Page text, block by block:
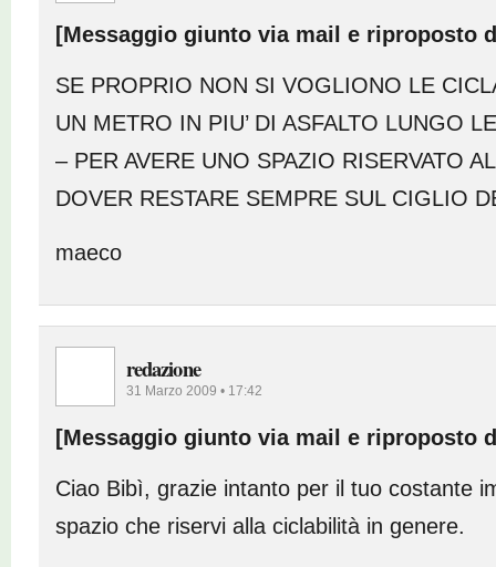
[Messaggio giunto via mail e riproposto
SE PROPRIO NON SI VOGLIONO LE
UN METRO IN PIU’ DI ASFALTO LUNGO
– PER AVERE UNO SPAZIO RISERVATO
DOVER RESTARE SEMPRE SUL CIGLIO
maeco
redazione
31 Marzo 2009 • 17:42
[Messaggio giunto via mail e riproposto
Ciao Bibì, grazie intanto per il tuo costante
spazio che riservi alla ciclabilità in genere.